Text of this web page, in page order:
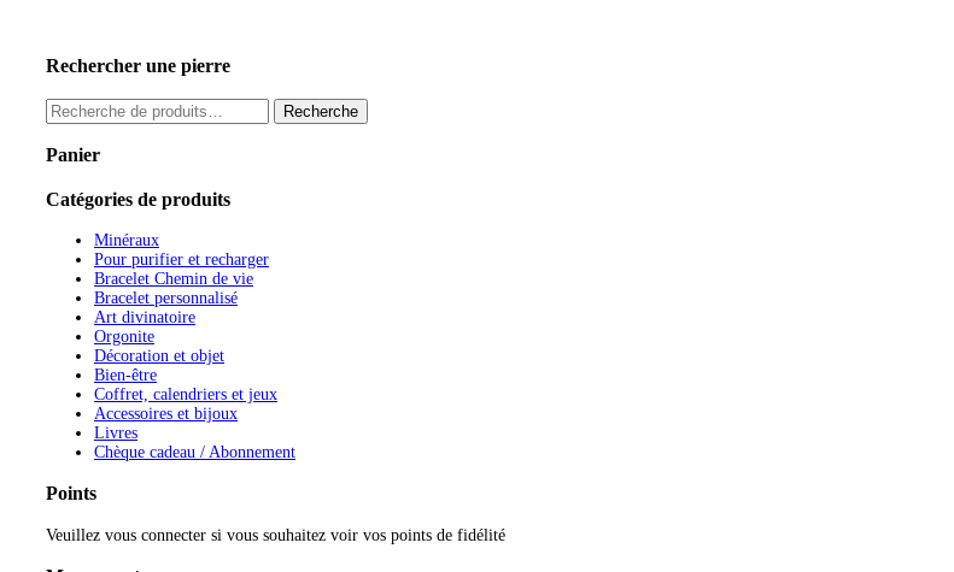
Rechercher une pierre
Recherche
pour :
Recherche
Panier
Catégories de produits
Minéraux
Pour purifier et recharger
Bracelet Chemin de vie
Bracelet personnalisé
Art divinatoire
Orgonite
Décoration et objet
Bien-être
Coffret, calendriers et jeux
Accessoires et bijoux
Livres
Chèque cadeau / Abonnement
Points
Veuillez vous connecter si vous souhaitez voir vos points de fidélité